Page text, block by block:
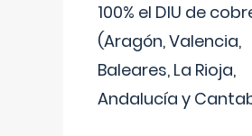
100% el DIU de
(Aragón, Valencia,
Baleares, La Rioja,
Andalucía y